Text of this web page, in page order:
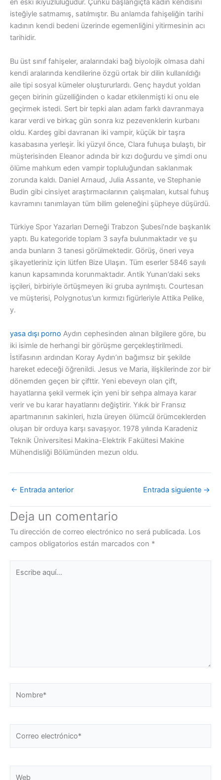
en eski ikiyüzlülüğüdür. Çünkü başlangıçta kadın kendisini
isteğiyle satmamış, satılmıştır. Bu anlamda fahişeliğin tarihi
kadının kendi bedeni üzerinde egemenliğini yitirmesinin acı
tarihidir.
Bu üst sınıf fahişeler, aralarındaki bağ biyolojik olmasa dahi
kendi aralarında kendilerine özgü ortak bir dilin kullanıldığı
aile tipi sosyal kümeler oluştururlardı. Genç haydut yoldan
geçen birinin güzelliğinden o kadar etkilenmişti ki onu ele
geçirmek istedi. Sert bir tepki alan adam farklı davranmaya
karar verdi ve birkaç gün sonra kız pezevenklerin kurbanı
oldu. Kardeş gibi davranan iki vampir, küçük bir taşra
kasabasına yerleşir. İki yüzyıl önce, Clara fuhuşa bulaştı, bir
müşterisinden Eleanor adında bir kızı doğurdu ve şimdi onu
ölüme mahkum eden vampir topluluğundan saklanmak
zorunda kaldı. Daniel Arnaud, Julia Assante, ve Stephanie
Budin gibi cinsiyet araştırmacılarının çalışmaları, kutsal fuhuş
kavramını tanımlayan tüm bilim geleneğini şüpheye düşürdü.
Türkiye Spor Yazarları Derneği Trabzon Şubesi’nde başkanlık
yaptı. Bu kategoride toplam 3 sayfa bulunmaktadır ve şu
anda bunların 3 tanesi görülmektedir. Görüş, öneri veya
şikayetleriniz için lütfen Bize Ulaşın. Tüm eserler 5846 sayılı
kanun kapsamında korunmaktadır. Antik Yunan’daki seks
işçileri, birbiriyle örtüşmeyen iki gruba ayrılmıştı. Courtesan
ve müşterisi, Polygnotus’un kırmızı figürleriyle Attika Pelike,
y.
yasa dışı porno Aydın cephesinden alınan bilgilere göre, bu
iki isimle de herhangi bir görüşme gerçekleştirilmedi.
İstifasının ardından Koray Aydın’ın bağımsız bir şekilde
hareket edeceği öğrenildi. Jesus ve Maria, ilişkilerinde zor bir
dönemden geçen bir çifttir. Yeni ebeveyn olan çift,
hayatlarına şekil vermek için yeni bir sehpa almaya karar
verir ve bu karar hayatlarını değiştirir. Yıkık bir Fransız
apartmanının sakinleri, hızla üreyen ölümcül örümceklerden
oluşan bir orduya karşı savaşıyor. 1978 yılında Karadeniz
Teknik Üniversitesi Makina-Elektrik Fakültesi Makine
Mühendisliği Bölümünden mezun oldu.
← Entrada anterior Entrada siguiente →
Deja un comentario
Tu dirección de correo electrónico no será publicada. Los
campos obligatorios están marcados con *
aquí...